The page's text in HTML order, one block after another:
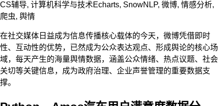
CS辅导, 计算机科学与技术Echarts, SnowNLP, 微博, 情感分析,
爬虫, 舆情
在社交媒体日益成为信息传播核心载体的今天，微博凭借即时
性、互动性的优势，已然成为公众表达观点、形成舆论的核心场
域，每天产生的海量舆情数据，涵盖公众情绪、热点议题、社会
关切等关键信息，成为政府治理、企业声誉管理的重要数据支
撑。